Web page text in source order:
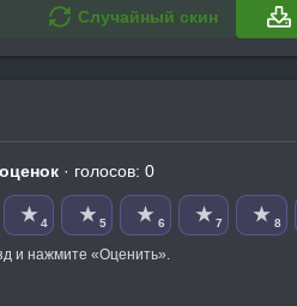
Случайный скин
· голосов: 0
★ 4 ★ 5 ★ 6 ★ 7 ★ 8
и нажмите «Оценить».